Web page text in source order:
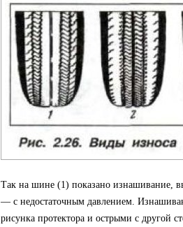
Так на шине (1) показано изнашивание,
— с недостаточным давлением.
рисунка протектора и острыми с другой